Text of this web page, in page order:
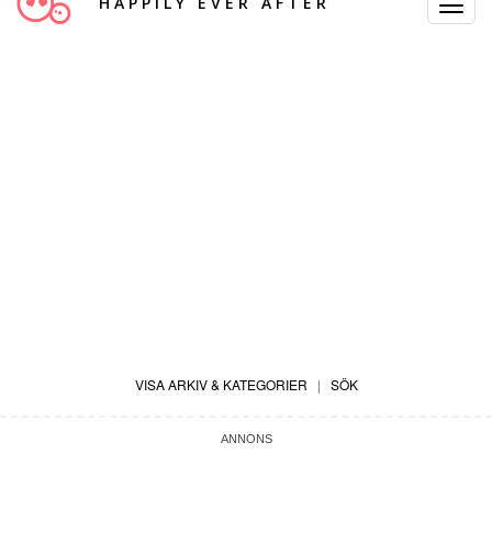
Toggle
VISA ARKIV & KATEGORIER | SÖK